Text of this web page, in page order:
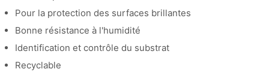
Pour la protection des surfaces brillantes
Bonne résistance à l'humidité
Identification et contrôle du substrat
Recyclable